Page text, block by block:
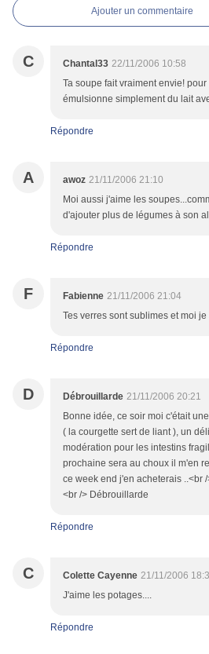
Ajouter un commentaire
C Chantal33 22/11/2006 10:58
Ta soupe fait vraiment envie! pour
émulsionne simplement du lait
Répondre
A awoz 21/11/2006 21:10
Moi aussi j'aime les
d'ajouter plus de légumes à son
Répondre
F Fabienne 21/11/2006 21:04
Tes verres sont sublimes et moi
Répondre
D Débrouillarde 21/11/2006 20:21
Bonne idée, ce soir moi c'était
( la courgette sert de liant ), un
modération pour les intestins
prochaine sera au choux il m'en
ce week end j'en acheterais ..<br
<br /> Débrouillarde
Répondre
C Colette Cayenne 21/11/2006
J'aime les potages....
Répondre